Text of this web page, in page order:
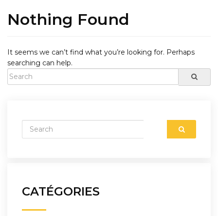
Nothing Found
It seems we can’t find what you’re looking for. Perhaps
searching can help.
CATÉGORIES